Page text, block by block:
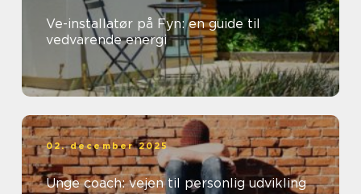
Ve-installatør på Fyn: en guide til
vedvarende energi
02. december 2025
Unge coach: vejen til personlig udvikling